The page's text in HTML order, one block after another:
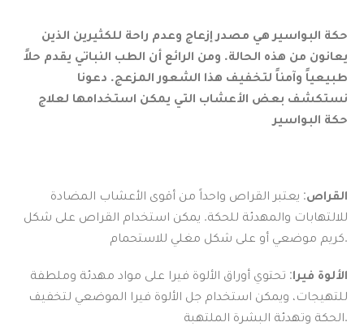
حكة البواسير هي مصدر إزعاج وعدم راحة للكثيرين الذين
يعانون من هذه الحالة. ومن الرائع أن الطب النباتي يقدم حلاً
طبيعياً وآمناً لتخفيف هذا الشعور المزعج. دعونا
نستكشف بعض الأعشاب التي يمكن استخدامها لعلاج
حكة البواسير
القراص: يعتبر القراص واحداً من أقوى الأعشاب المضادة
للالتهابات والمهدئة للحكة. يمكن استخدام القراص على شكل
كريم موضعي أو على شكل مغلي للاستحمام.
الألوة فيرا: تحتوي أوراق الألوة فيرا على مواد مهدئة وملطفة
للتهيجات، ويمكن استخدام جل الألوة فيرا الموضعي لتخفيف
الحكة وتهدئة البشرة الملتهبة.